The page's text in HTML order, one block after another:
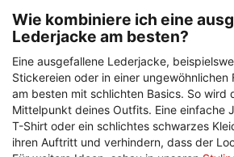
Wie kombiniere ich eine
Lederjacke am besten?
Eine ausgefallene Lederjacke,
Stickereien oder in einer ungewöhnlichen
am besten mit schlichten Basics. So wird
Mittelpunkt deines Outfits. Eine einfache
T-Shirt oder ein schlichtes schwarzes
ihren Auftritt und verhindern, dass der